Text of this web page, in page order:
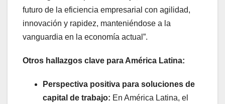
futuro de la eficiencia empresarial con agilidad,
innovación y rapidez, manteniéndose a la
vanguardia en la economía actual”.
Otros hallazgos clave para América Latina:
Perspectiva positiva para soluciones de
capital de trabajo: En América Latina, el